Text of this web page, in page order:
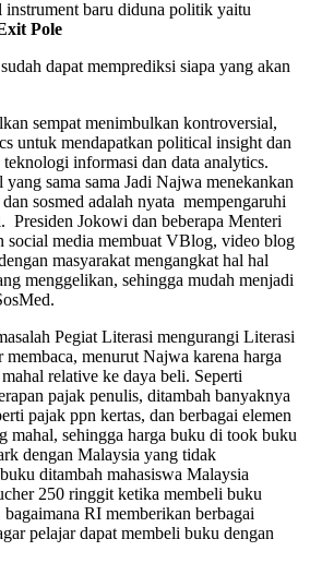
instrument baru diduna politik yaitu
Pole
dapat memprediksi siapa yang akan
sempat menimbulkan kontroversial,
untuk mendapatkan political insight dan
informasi dan data analytics.
sama sama Jadi Najwa menekankan
sosmed adalah nyata mempengaruhi
Presiden Jokowi dan beberapa Menteri
social media membuat VBlog, video blog
masyarakat mengangkat hal hal
menggelikan, sehingga mudah menjadi
Pegiat Literasi mengurangi Literasi
menurut Najwa karena harga
relative ke daya beli. Seperti
pajak penulis, ditambah banyaknya
pajak ppn kertas, dan berbagai elemen
mahal, sehingga harga buku di took buku
dengan Malaysia yang tidak
ditambah mahasiswa Malaysia
250 ringgit ketika membeli buku
RI memberikan berbagai
pelajar dapat membeli buku dengan